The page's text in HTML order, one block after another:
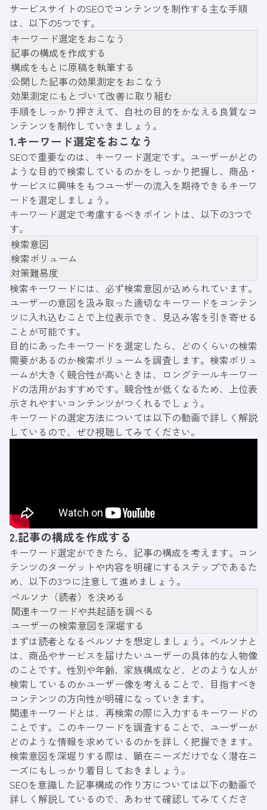
サービスサイトのSEOでコンテンツを制作する主な手順
は、以下の5つです。
キーワード選定をおこなう
記事の構成を作成する
構成をもとに原稿を執筆する
公開した記事の効果測定をおこなう
効果測定にもとづいて改善に取り組む
手順をしっかり押さえて、自社の目的をかなえる良質なコ
ンテンツを制作していきましょう。
1.キーワード選定をおこなう
SEOで重要なのは、キーワード選定です。ユーザーがどの
ような目的で検索しているのかをしっかり把握し、商品・
サービスに興味をもつユーザーの流入を期待できるキーワ
ードを選定しましょう。
キーワード選定で考慮するべきポイントは、以下の3つで
す。
検索意図
検索ボリューム
対策難易度
検索キーワードには、必ず検索意図が込められています。
ユーザーの意図を汲み取った適切なキーワードをコンテン
ツに入れ込むことで上位表示でき、見込み客を引き寄せる
ことが可能です。
目的にあったキーワードを選定したら、どのくらいの検索
需要があるのか検索ボリュームを調査します。検索ボリュ
ームが大きく競合性が高いときは、ロングテールキーワー
ドの活用がおすすめです。競合性が低くなるため、上位表
示されやすいコンテンツがつくれるでしょう。
キーワードの選定方法については以下の動画で詳しく解説
しているので、ぜひ視聴してみてください。
2.記事の構成を作成する
キーワード選定ができたら、記事の構成を考えます。コン
テンツのターゲットや内容を明確にするステップであるた
め、以下の3つに注意して進めましょう。
ペルソナ（読者）を決める
関連キーワードや共起語を調べる
ユーザーの検索意図を深堀する
まずは読者となるペルソナを想定しましょう。ペルソナと
は、商品やサービスを届けたいユーザーの具体的な人物像
のことです。性別や年齢、家族構成など、どのような人が
検索しているのかユーザー像を考えることで、目指すべき
コンテンツの方向性が明確になっていきます。
関連キーワードとは、再検索の際に入力するキーワードの
ことです。このキーワードを調査することで、ユーザーが
どのような情報を求めているのかを詳しく把握できます。
検索意図を深堀りする際は、顕在ニーズだけでなく潜在ニ
ーズにもしっかり着目しておきましょう。
SEOを意識した記事構成の作り方については以下の動画で
詳しく解説しているので、あわせて確認してみてくださ